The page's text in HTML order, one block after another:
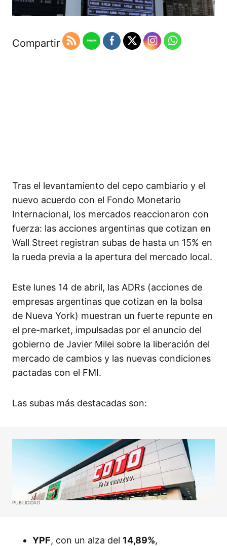
Compartir
Tras el levantamiento del cepo cambiario y el
nuevo acuerdo con el Fondo Monetario
Internacional, los mercados reaccionaron con
fuerza: las acciones argentinas que cotizan en
Wall Street registran subas de hasta un 15% en
la rueda previa a la apertura del mercado local.
Este lunes 14 de abril, las ADRs (acciones de
empresas argentinas que cotizan en la bolsa
de Nueva York) muestran un fuerte repunte en
el pre-market, impulsadas por el anuncio del
gobierno de Javier Milei sobre la liberación del
mercado de cambios y las nuevas condiciones
pactadas con el FMI.
Las subas más destacadas son:
PUBLICIDAD
YPF, con un alza del 14,89%,